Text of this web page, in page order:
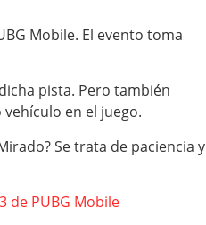
Mobile. El evento toma
pista. Pero también
en el juego.
Se trata de paciencia y
de PUBG Mobile